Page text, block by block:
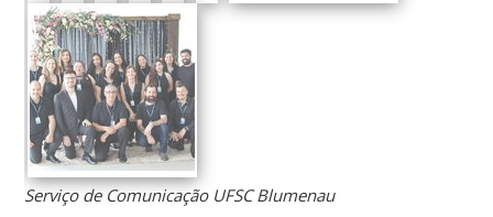
Serviço de Comunicação UFSC Blumenau